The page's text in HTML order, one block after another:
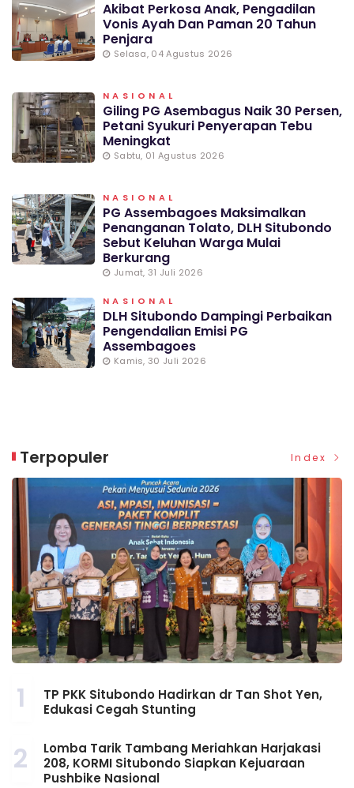
Akibat Perkosa Anak, Pengadilan
Vonis Ayah Dan Paman 20 Tahun
Penjara
Selasa, 04 Agustus 2026
NASIONAL
Giling PG Asembagus Naik 30 Persen,
Petani Syukuri Penyerapan Tebu
Meningkat
Sabtu, 01 Agustus 2026
NASIONAL
PG Assembagoes Maksimalkan
Penanganan Tolato, DLH Situbondo
Sebut Keluhan Warga Mulai
Berkurang
Jumat, 31 Juli 2026
NASIONAL
DLH Situbondo Dampingi Perbaikan
Pengendalian Emisi PG
Assembagoes
Kamis, 30 Juli 2026
Terpopuler Index
1
TP PKK Situbondo Hadirkan dr Tan Shot Yen,
Edukasi Cegah Stunting
2
Lomba Tarik Tambang Meriahkan Harjakasi
208, KORMI Situbondo Siapkan Kejuaraan
Pushbike Nasional